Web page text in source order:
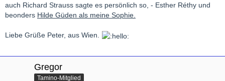
auch Richard Strauss sagte es persönlich so, - Esther Réthy und
beonders Hilde Güden als meine Sophie.
Liebe Grüße Peter, aus Wien.
Gregor
Tamino-Mitglied